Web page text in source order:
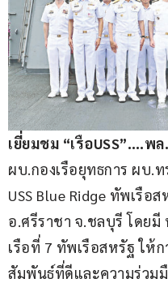
เยี่ยมชม “เรือUSS”….
ผบ.กองเรือยุทธการ ผบ.
USS Blue Ridge ทัพเรื
อ.ศรีราชา จ.ชลบุรี โดยมี
เรือที่ 7 ทัพเรือสหรัฐ ให้
สัมพันธ์ที่ดีและความร่วม